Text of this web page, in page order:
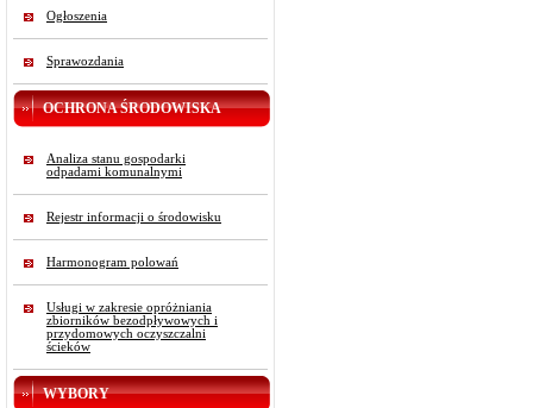
Ogłoszenia
Sprawozdania
OCHRONA ŚRODOWISKA
Analiza stanu gospodarki
odpadami komunalnymi
Rejestr informacji o środowisku
Harmonogram polowań
Usługi w zakresie opróżniania
zbiorników bezodpływowych i
przydomowych oczyszczalni
ścieków
WYBORY